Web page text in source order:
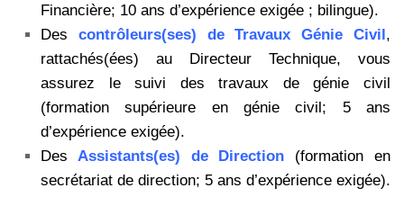
Financière; 10 ans d’expérience exigée ; bilingue).
Des contrôleurs(ses) de Travaux Génie Civil,
rattachés(ées) au Directeur Technique, vous
assurez le suivi des travaux de génie civil
(formation supérieure en génie civil; 5 ans
d’expérience exigée).
Des Assistants(es) de Direction (formation en
secrétariat de direction; 5 ans d’expérience exigée).